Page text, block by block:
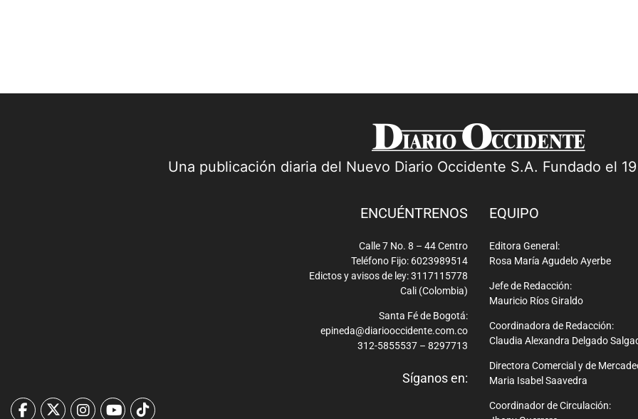
Una publicación diaria del Nuevo Diario Occidente S.A. Fundado el
ENCUÉNTRENOS
Calle 7 No. 8 – 44 Centro
Teléfono Fijo: 6023989514
Edictos y avisos de ley: 3117115778
Cali (Colombia)
Santa Fé de Bogotá:
epineda@diariooccidente.com.co
312-5855537 – 8297713
Síganos en:
EQUIPO
Editora General:
Rosa María Agudelo Ayerbe
Jefe de Redacción:
Mauricio Ríos Giraldo
Coordinadora de Redacción:
Claudia Alexandra Delgado
Directora Comercial y de
Maria Isabel Saavedra
Coordinador de Circulación: